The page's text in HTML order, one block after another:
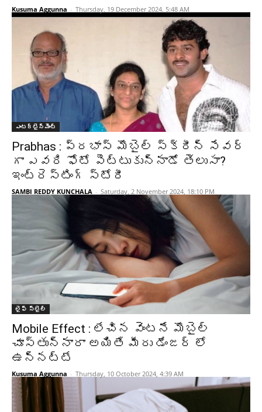
Kusuma Aggunna - Thursday, 19 December 2024, 5:48 AM
ఎంటర్టైన్మెంట్
Prabhas : ప్రభాస్ మొబైల్ స్క్రీన్ సేవర్
గా ఎవరి ఫోటో పెట్టుకున్నాడో తెలుసా?
ఇంట్రెస్టింగ్ స్టోరీ
SAMBI REDDY KUNCHALA - Saturday, 2 November 2024, 18:10 PM
లైఫ్ స్టైల్
Mobile Effect : లేచిన వెంటనే మొబైల్
చూస్తున్నారా అయితే మీరు డేంజర్ లో
ఉన్నట్టే
Kusuma Aggunna - Thursday, 10 October 2024, 4:39 AM